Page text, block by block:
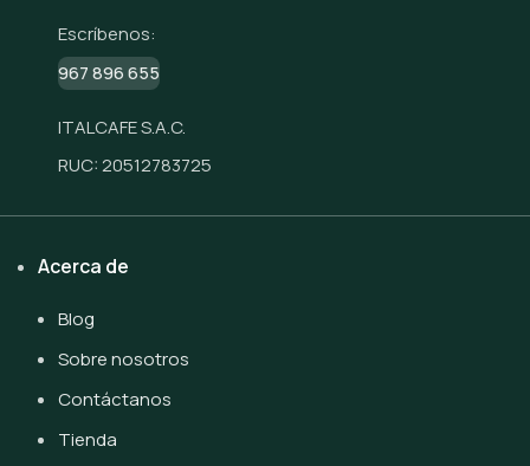
Escríbenos:
967 896 655
ITALCAFE S.A.C.
RUC: 20512783725
Acerca de
Blog
Sobre nosotros
Contáctanos
Tienda